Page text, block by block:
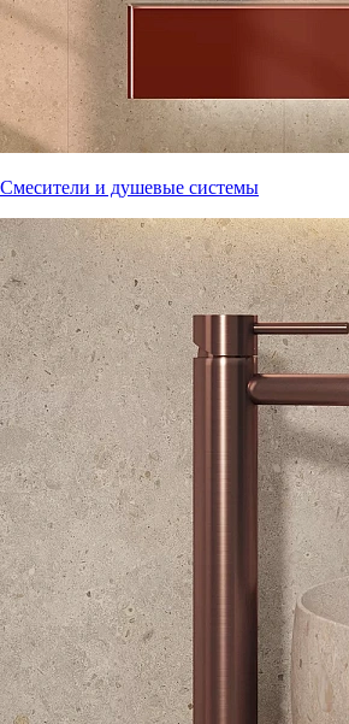
Смесители и душевые системы